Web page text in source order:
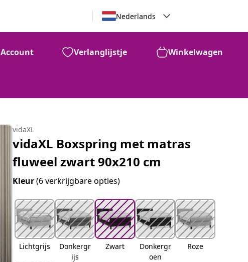
Nederlands
Account Verlanglijstje Winkelwagen
410 99
vidaXL
vidaXL Boxspring met matras
fluweel zwart 90x210 cm
Kleur(6 verkrijgbare opties)
Lichtgrijs
Donkergr
ijs
Zwart
Donkergr
oen
Roze